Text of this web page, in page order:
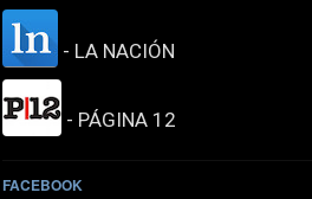
- LA NACIÓN
- PÁGINA 12
FACEBOOK